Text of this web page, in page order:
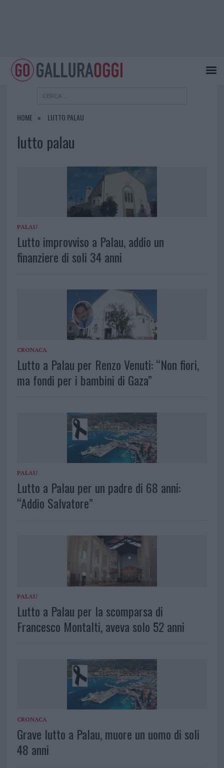
HOME LUTTO PALAU
lutto palau
PALAU
Lutto improvviso a Palau, addio un
finanziere di soli 34 anni
CRONACA
Lutto a Palau per Renzo Venuti: “Non fiori,
ma fondi per i bambini di Gaza”
PALAU
Lutto a Palau per un padre di 68 anni:
“Addio Salvatore”
PALAU
Lutto a Palau per la scomparsa di
Francesco Montalti, aveva solo 52 anni
CRONACA
Grave lutto a Palau, muore un uomo di soli
48 anni